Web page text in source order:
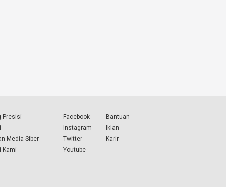
Presisi
Media Siber
Kami
Facebook
Instagram
Twitter
Youtube
Bantuan
Iklan
Karir